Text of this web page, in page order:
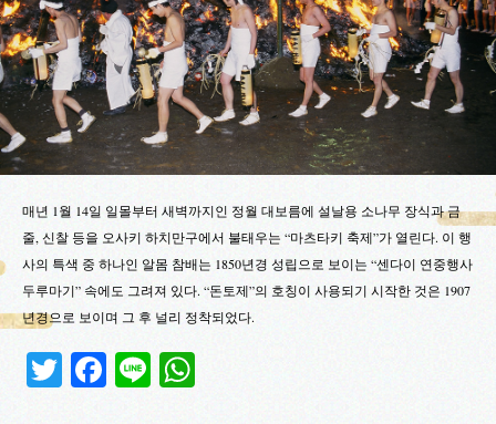
매년 1월 14일 일몰부터 새벽까지인 정월 대보름에 설날용 소나무 장식과 금
줄, 신찰 등을 오사키 하치만구에서 불태우는 “마츠타키 축제”가 열린다. 이 행
사의 특색 중 하나인 알몸 참배는 1850년경 성립으로 보이는 “센다이 연중행사
두루마기” 속에도 그려져 있다. “돈토제”의 호칭이 사용되기 시작한 것은 1907
년경으로 보이며 그 후 널리 정착되었다.
TwitterFacebook
Line